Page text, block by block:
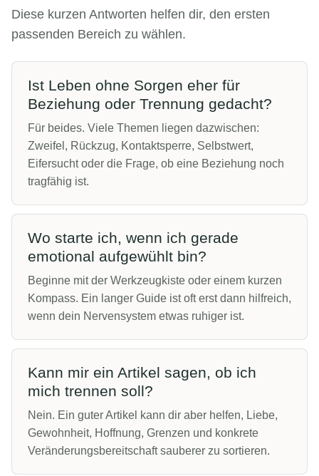
Diese kurzen Antworten helfen dir, den ersten
passenden Bereich zu wählen.
Ist Leben ohne Sorgen eher für
Beziehung oder Trennung gedacht?
Für beides. Viele Themen liegen dazwischen:
Zweifel, Rückzug, Kontaktsperre, Selbstwert,
Eifersucht oder die Frage, ob eine Beziehung noch
tragfähig ist.
Wo starte ich, wenn ich gerade
emotional aufgewühlt bin?
Beginne mit der Werkzeugkiste oder einem kurzen
Kompass. Ein langer Guide ist oft erst dann hilfreich,
wenn dein Nervensystem etwas ruhiger ist.
Kann mir ein Artikel sagen, ob ich
mich trennen soll?
Nein. Ein guter Artikel kann dir aber helfen, Liebe,
Gewohnheit, Hoffnung, Grenzen und konkrete
Veränderungsbereitschaft sauberer zu sortieren.